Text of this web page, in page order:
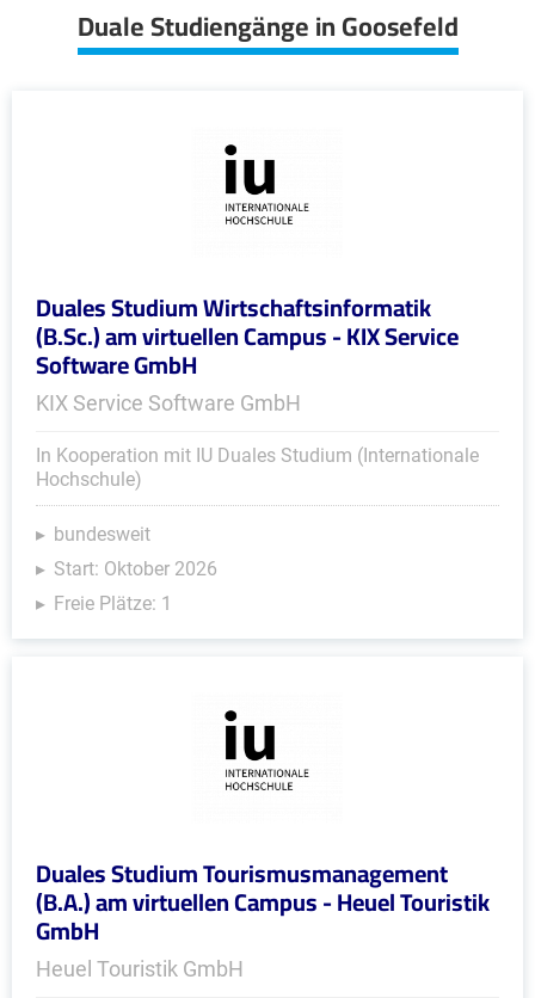
Duale Studiengänge in Goosefeld
Duales Studium Wirtschaftsinformatik
(B.Sc.) am virtuellen Campus - KIX Service
Software GmbH
KIX Service Software GmbH
In Kooperation mit IU Duales Studium (Internationale
Hochschule)
bundesweit
Start: Oktober 2026
Freie Plätze: 1
Duales Studium Tourismusmanagement
(B.A.) am virtuellen Campus - Heuel Touristik
GmbH
Heuel Touristik GmbH